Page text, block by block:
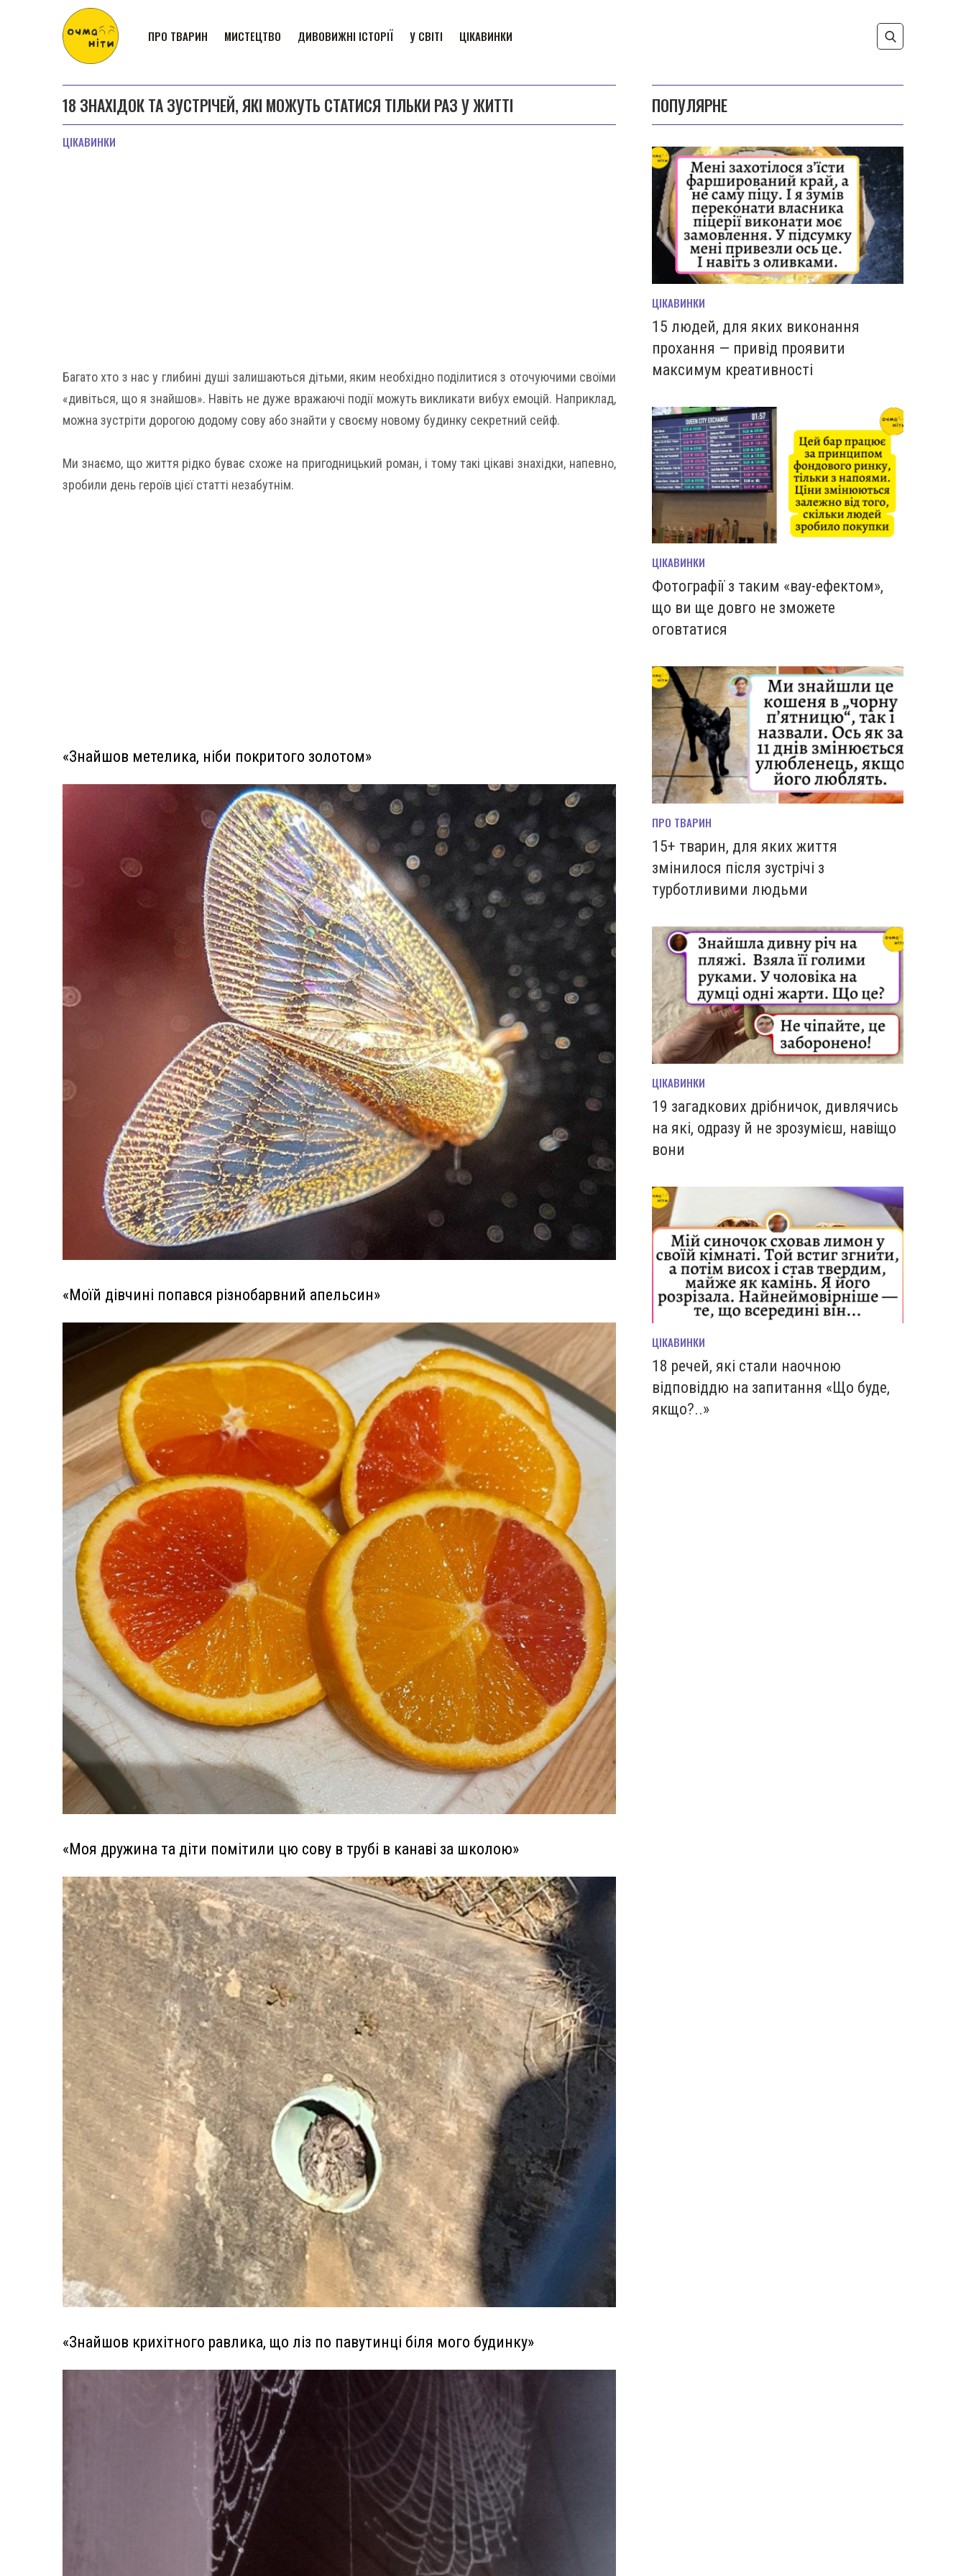
ПРО ТВАРИН МИСТЕЦТВО ДИВОВИЖНІ ІСТОРІЇ У СВІТІ ЦІКАВИНКИ
18 ЗНАХІДОК ТА ЗУСТРІЧЕЙ, ЯКІ МОЖУТЬ СТАТИСЯ ТІЛЬКИ РАЗ У ЖИТТІ
ЦІКАВИНКИ
Багато хто з нас у глибині душі залишаються дітьми, яким необхідно поділитися з оточуючими своїми
«дивіться, що я знайшов». Навіть не дуже вражаючі події можуть викликати вибух емоцій. Наприклад,
можна зустріти дорогою додому сову або знайти у своєму новому будинку секретний сейф.
Ми знаємо, що життя рідко буває схоже на пригодницький роман, і тому такі цікаві знахідки, напевно,
зробили день героїв цієї статті незабутнім.
«Знайшов метелика, ніби покритого золотом»
«Моїй дівчині попався різнобарвний апельсин»
«Моя дружина та діти помітили цю сову в трубі в канаві за школою»
«Знайшов крихітного равлика, що ліз по павутинці біля мого будинку»
ПОПУЛЯРНЕ
ЦІКАВИНКИ
15 людей, для яких виконання
прохання — привід проявити
максимум креативності
ЦІКАВИНКИ
Фотографії з таким «вау-ефектом»,
що ви ще довго не зможете
оговтатися
ПРО ТВАРИН
15+ тварин, для яких життя
змінилося після зустрічі з
турботливими людьми
ЦІКАВИНКИ
19 загадкових дрібничок, дивлячись
на які, одразу й не зрозумієш, навіщо
вони
ЦІКАВИНКИ
18 речей, які стали наочною
відповіддю на запитання «Що буде,
якщо?..»